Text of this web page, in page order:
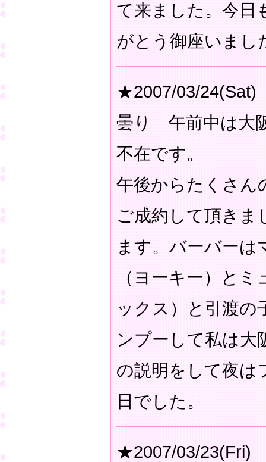
て来ました。今日
がとう御座いまし
★2007/03/24(Sat)
曇り 午前中は大
不在です。
午後からたくさん
ご成約して頂きま
ます。バーバー
（ヨーキー）と
ックス）と引渡の
ンプーして私は大
の説明をして夜は
日でした。
★2007/03/23(Fri)